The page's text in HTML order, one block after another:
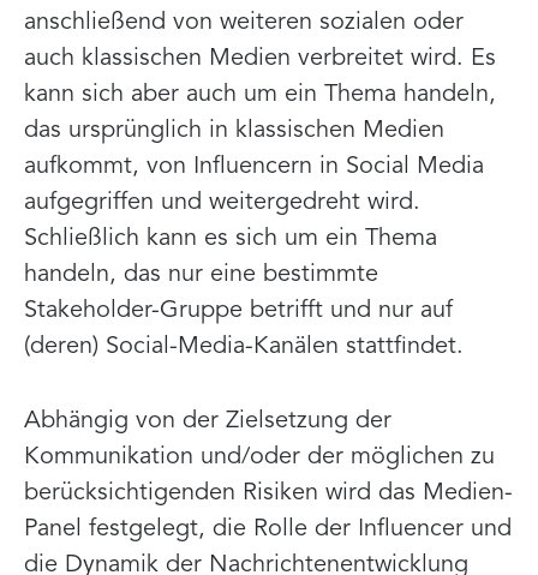
anschließend von weiteren sozialen oder
auch klassischen Medien verbreitet wird. Es
kann sich aber auch um ein Thema handeln,
das ursprünglich in klassischen Medien
aufkommt, von Influencern in Social Media
aufgegriffen und weitergedreht wird.
Schließlich kann es sich um ein Thema
handeln, das nur eine bestimmte
Stakeholder-Gruppe betrifft und nur auf
(deren) Social-Media-Kanälen stattfindet.
Abhängig von der Zielsetzung der
Kommunikation und/oder der möglichen zu
berücksichtigenden Risiken wird das Medien-
Panel festgelegt, die Rolle der Influencer und
die Dynamik der Nachrichtenentwicklung